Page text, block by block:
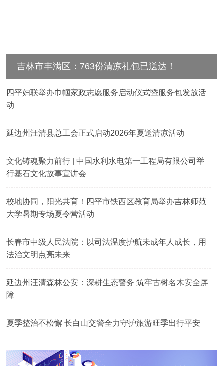
吉林市丰满区：763份清凉礼包已送达！
四平妇联举办巾帼家政志愿服务启动仪式暨服务包发放活
动
延边州汪清县总工会正式启动2026年夏送清凉活动
文化铸魂聚力前行 | 中国水利水电第一工程局有限公司举
行基石文化故事宣讲会
校地协同，阳光共育！四平市铁西区教育局举办吉林师范
大学暑期专场夏令营活动
长春市中级人民法院：以司法温度护航未成年人成长，用
法治文明点亮未来
延边州汪清森林公安：深耕生态警务 筑牢古树名木安全屏
障
夏季整治不松懈 长白山交警全力守护旅游旺季出行平安